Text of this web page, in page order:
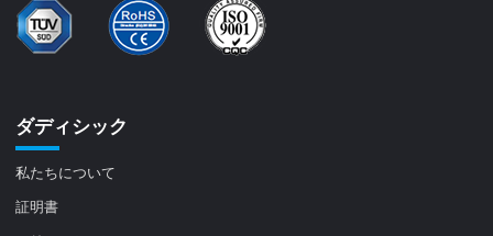
ダディシック
私たちについて
証明書